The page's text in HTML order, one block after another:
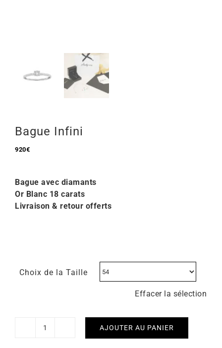
Bague Infini
920€
Bague avec diamants
Or Blanc 18 carats
Livraison & retour offerts
Choix de la Taille
Effacer la sélection
quantité
AJOUTER AU PANIER